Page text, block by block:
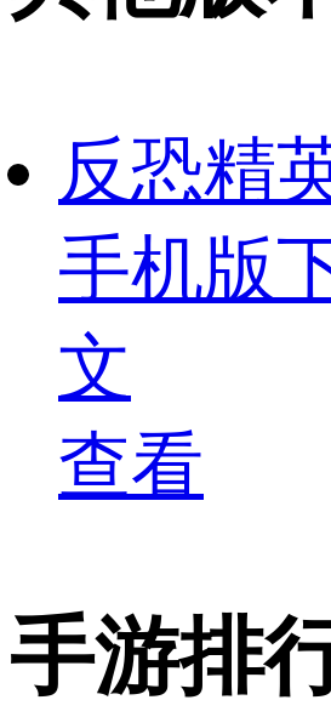
反恐精
手机版
文
查看
手游排